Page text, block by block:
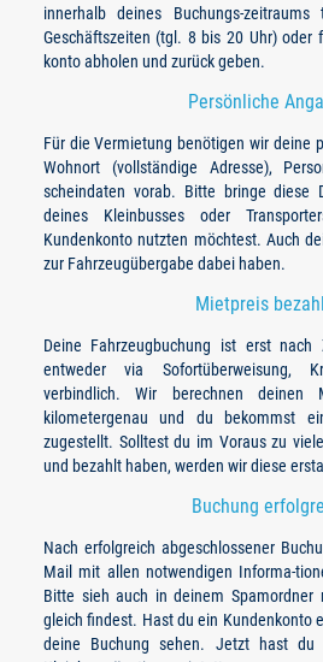
innerhalb deines Buchungs-
Geschäftszeiten (tgl. 8 bis 20 Uhr) oder
konto abholen und zurück geben.
Persönliche
Für die Vermietung benötigen wir deine
Wohnort (vollständige Adresse),
scheindaten vorab. Bitte bringe diese
deines Kleinbusses oder
Kundenkonto nutzten möchtest. Auch
zur Fahrzeugübergabe dabei haben.
Mietpreis
Deine Fahrzeugbuchung ist erst nach
entweder via Sofortüberweisung,
verbindlich. Wir berechnen deinen
kilometergenau und du bekommst
zugestellt. Solltest du im Voraus zu
und bezahlt haben, werden wir diese
Buchung
Nach erfolgreich abgeschlossener
Mail mit allen notwendigen Informa-
Bitte sieh auch in deinem
gleich findest. Hast du ein Kundenkonto
deine Buchung sehen. Jetzt hast du